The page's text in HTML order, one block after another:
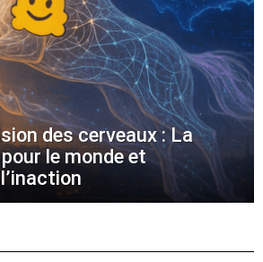
des cerveaux : La
le monde et